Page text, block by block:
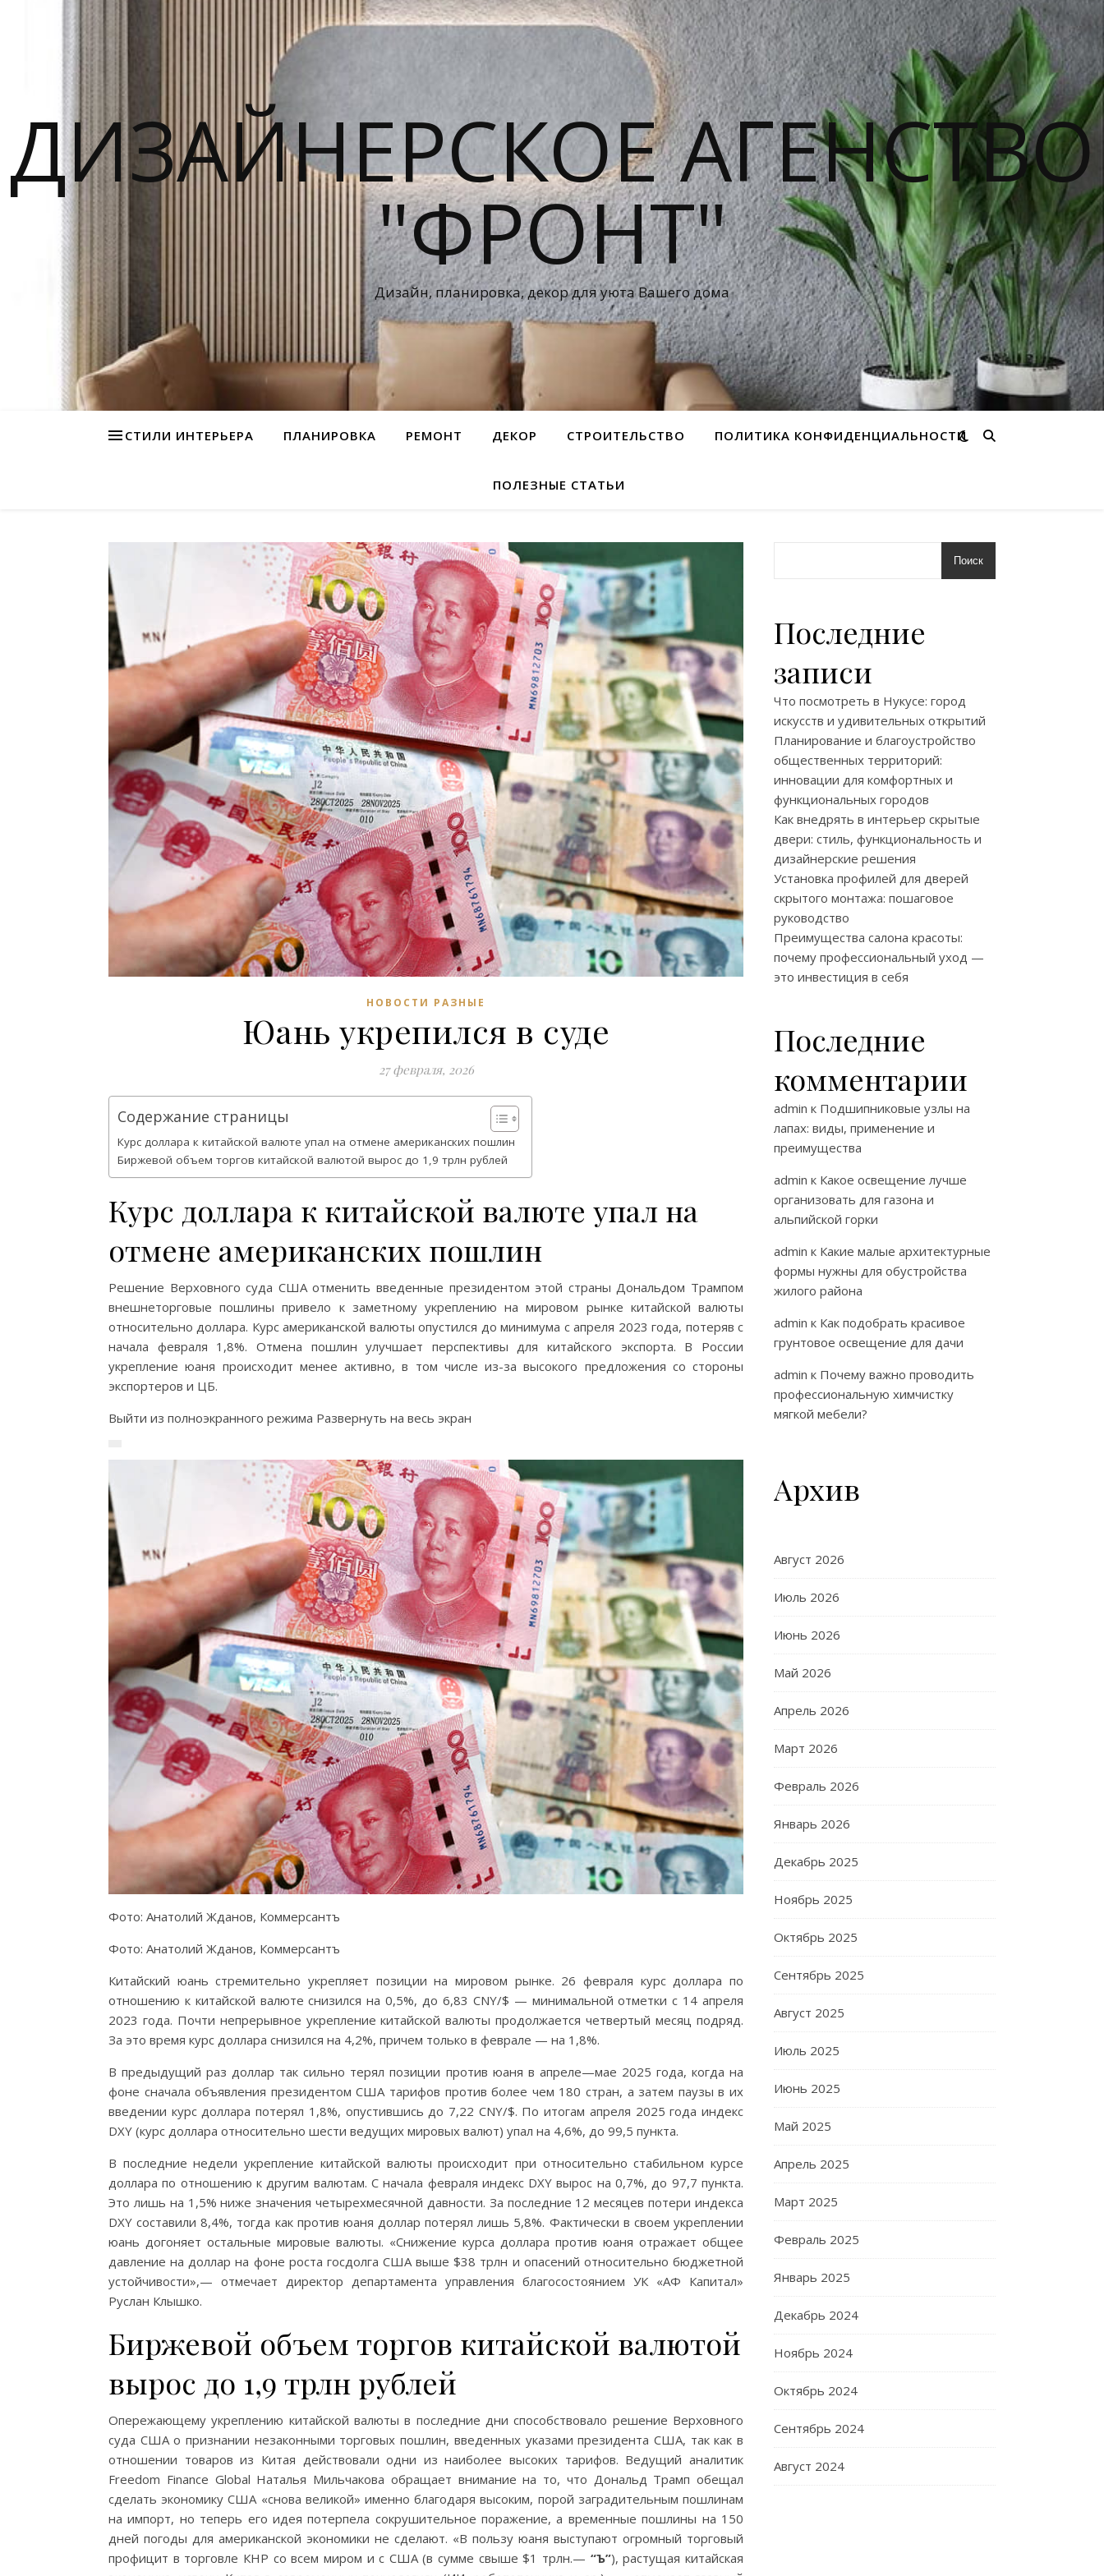
ДИЗАЙНЕРСКОЕ АГЕНСТВО
"ФРОНТ"
Дизайн, планировка, декор для уюта Вашего дома
СТИЛИ ИНТЕРЬЕРА ПЛАНИРОВКА РЕМОНТ ДЕКОР СТРОИТЕЛЬСТВО ПОЛИТИКА КОНФИДЕНЦИАЛЬНОСТИ
ПОЛЕЗНЫЕ СТАТЬИ
НОВОСТИ РАЗНЫЕ
Юань укрепился в суде
27 февраля, 2026
Содержание страницы
Курс доллара к китайской валюте упал на отмене американских пошлин
Биржевой объем торгов китайской валютой вырос до 1,9 трлн рублей
Курс доллара к китайской валюте упал на
отмене американских пошлин
Решение Верховного суда США отменить введенные президентом этой страны Дональдом Трампом
внешнеторговые пошлины привело к заметному укреплению на мировом рынке китайской валюты
относительно доллара. Курс американской валюты опустился до минимума с апреля 2023 года, потеряв с
начала февраля 1,8%. Отмена пошлин улучшает перспективы для китайского экспорта. В России
укрепление юаня происходит менее активно, в том числе из-за высокого предложения со стороны
экспортеров и ЦБ.
Выйти из полноэкранного режима Развернуть на весь экран
Фото: Анатолий Жданов, Коммерсантъ
Фото: Анатолий Жданов, Коммерсантъ
Китайский юань стремительно укрепляет позиции на мировом рынке. 26 февраля курс доллара по
отношению к китайской валюте снизился на 0,5%, до 6,83 CNY/$ — минимальной отметки с 14 апреля
2023 года. Почти непрерывное укрепление китайской валюты продолжается четвертый месяц подряд.
За это время курс доллара снизился на 4,2%, причем только в феврале — на 1,8%.
В предыдущий раз доллар так сильно терял позиции против юаня в апреле—мае 2025 года, когда на
фоне сначала объявления президентом США тарифов против более чем 180 стран, а затем паузы в их
введении курс доллара потерял 1,8%, опустившись до 7,22 CNY/$. По итогам апреля 2025 года индекс
DXY (курс доллара относительно шести ведущих мировых валют) упал на 4,6%, до 99,5 пункта.
В последние недели укрепление китайской валюты происходит при относительно стабильном курсе
доллара по отношению к другим валютам. С начала февраля индекс DXY вырос на 0,7%, до 97,7 пункта.
Это лишь на 1,5% ниже значения четырехмесячной давности. За последние 12 месяцев потери индекса
DXY составили 8,4%, тогда как против юаня доллар потерял лишь 5,8%. Фактически в своем укреплении
юань догоняет остальные мировые валюты. «Снижение курса доллара против юаня отражает общее
давление на доллар на фоне роста госдолга США выше $38 трлн и опасений относительно бюджетной
устойчивости»,— отмечает директор департамента управления благосостоянием УК «АФ Капитал»
Руслан Клышко.
Биржевой объем торгов китайской валютой
вырос до 1,9 трлн рублей
Опережающему укреплению китайской валюты в последние дни способствовало решение Верховного
суда США о признании незаконными торговых пошлин, введенных указами президента США, так как в
отношении товаров из Китая действовали одни из наиболее высоких тарифов. Ведущий аналитик
Freedom Finance Global Наталья Мильчакова обращает внимание на то, что Дональд Трамп обещал
сделать экономику США «снова великой» именно благодаря высоким, порой заградительным пошлинам
на импорт, но теперь его идея потерпела сокрушительное поражение, а временные пошлины на 150
дней погоды для американской экономики не сделают. «В пользу юаня выступают огромный торговый
профицит в торговле КНР со всем миром и с США (в сумме свыше $1 трлн.— “Ъ”), растущая китайская
Поиск
Последние
записи
Что посмотреть в Нукусе: город
искусств и удивительных открытий
Планирование и благоустройство
общественных территорий:
инновации для комфортных и
функциональных городов
Как внедрять в интерьер скрытые
двери: стиль, функциональность и
дизайнерские решения
Установка профилей для дверей
скрытого монтажа: пошаговое
руководство
Преимущества салона красоты:
почему профессиональный уход —
это инвестиция в себя
Последние
комментарии
admin к Подшипниковые узлы на
лапах: виды, применение и
преимущества
admin к Какое освещение лучше
организовать для газона и
альпийской горки
admin к Какие малые архитектурные
формы нужны для обустройства
жилого района
admin к Как подобрать красивое
грунтовое освещение для дачи
admin к Почему важно проводить
профессиональную химчистку
мягкой мебели?
Архив
Август 2026
Июль 2026
Июнь 2026
Май 2026
Апрель 2026
Март 2026
Февраль 2026
Январь 2026
Декабрь 2025
Ноябрь 2025
Октябрь 2025
Сентябрь 2025
Август 2025
Июль 2025
Июнь 2025
Май 2025
Апрель 2025
Март 2025
Февраль 2025
Январь 2025
Декабрь 2024
Ноябрь 2024
Октябрь 2024
Сентябрь 2024
Август 2024